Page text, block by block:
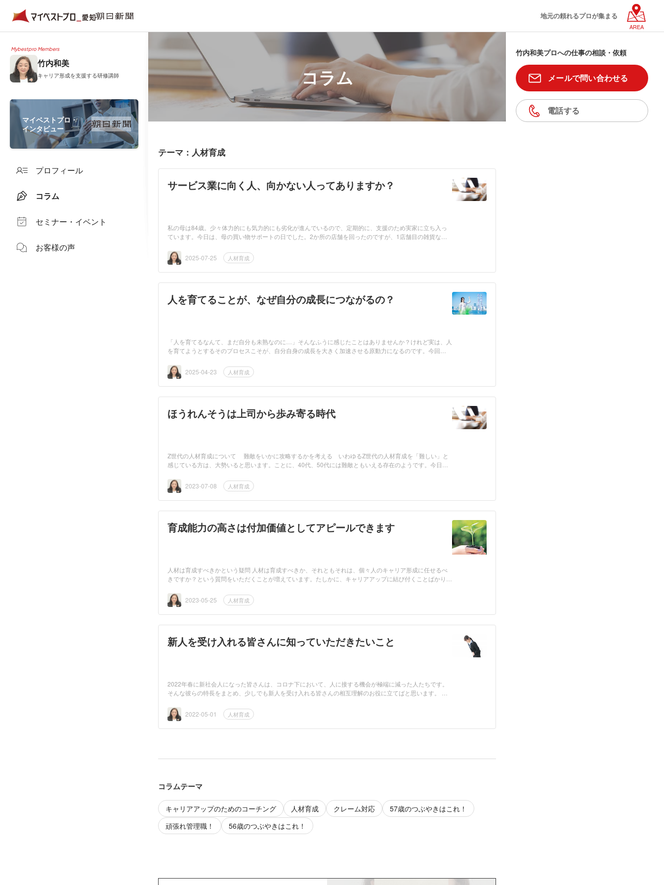
地元の頼れるプロが集まる
AREA
Mybestpro Members
竹内和美
キャリア形成を支援する研修講師
マイベストプロ・
インタビュー
プロフィール
コラム
セミナー・イベント
お客様の声
コラム
テーマ：人材育成
サービス業に向く人、向かない人ってありますか？
私の母は84歳。少々体力的にも気力的にも劣化が進んでいるので、定期的に、支援のため実家に立ち入っ
ています。今日は、母の買い物サポートの日でした。2か所の店舗を回ったのですが、1店舗目の雑貨など
2025-07-25
人材育成
人を育てることが、なぜ自分の成長につながるの？
「人を育てるなんて、まだ自分も未熟なのに…」そんなふうに感じたことはありませんか？けれど実は、人
を育てようとするそのプロセスこそが、自分自身の成長を大きく加速させる原動力になるのです。今回
2025-04-23
人材育成
ほうれんそうは上司から歩み寄る時代
Z世代の人材育成について 難敵をいかに攻略するかを考える いわゆるZ世代の人材育成を「難しい」と
感じている方は、大勢いると思います。ことに、40代、50代には難敵ともいえる存在のようです。今日
2023-07-08
人材育成
育成能力の高さは付加価値としてアピールできます
人材は育成すべきかという疑問 人材は育成すべきか、それともそれは、個々人のキャリア形成に任せるべ
きですか？という質問をいただくことが増えています。たしかに、キャリアアップに結び付くことばかり
2023-05-25
人材育成
新人を受け入れる皆さんに知っていただきたいこと
2022年春に新社会人になった皆さんは、コロナ下において、人に接する機会が極端に減った人たちです。
そんな彼らの特長をまとめ、少しでも新人を受け入れる皆さんの相互理解のお役に立てばと思います。 新
2022-05-01
人材育成
コラムテーマ
キャリアアップのためのコーチング 人材育成 クレーム対応
57歳のつぶやきはこれ！
頑張れ管理職！
56歳のつぶやきはこれ！
竹内和美プロへの仕事の相談・依頼
メールで問い合わせる
電話する